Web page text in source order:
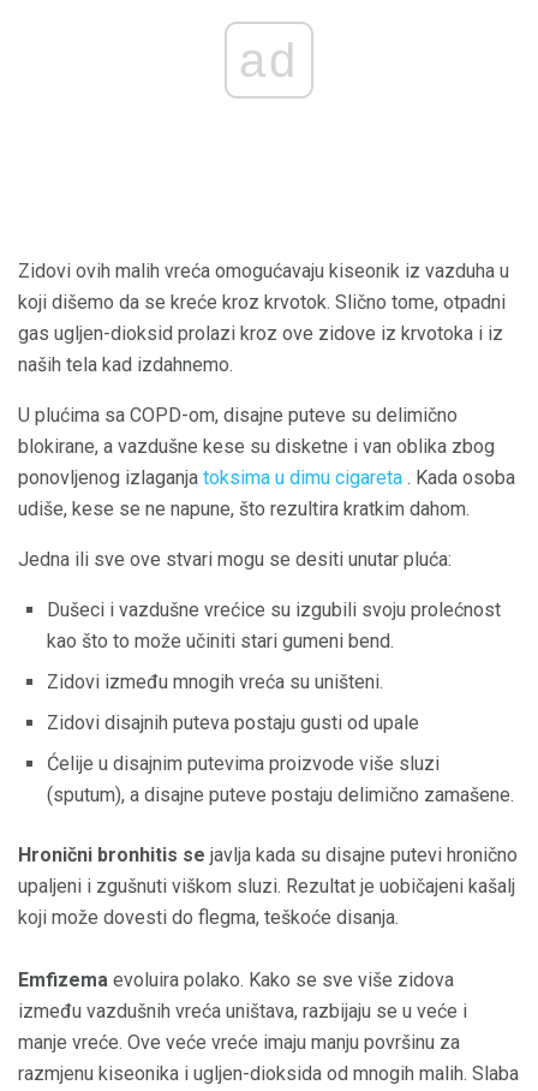
ad
Zidovi ovih malih vreća omogućavaju kiseonik iz vazduha u
koji dišemo da se kreće kroz krvotok. Slično tome, otpadni
gas ugljen-dioksid prolazi kroz ove zidove iz krvotoka i iz
naših tela kad izdahnemo.
U plućima sa COPD-om, disajne puteve su delimično
blokirane, a vazdušne kese su disketne i van oblika zbog
ponovljenog izlaganja toksima u dimu cigareta . Kada osoba
udiše, kese se ne napune, što rezultira kratkim dahom.
Jedna ili sve ove stvari mogu se desiti unutar pluća:
Dušeci i vazdušne vrećice su izgubili svoju prolećnost
kao što to može učiniti stari gumeni bend.
Zidovi između mnogih vreća su uništeni.
Zidovi disajnih puteva postaju gusti od upale
Ćelije u disajnim putevima proizvode više sluzi
(sputum), a disajne puteve postaju delimično zamašene.
Hronični bronhitis se javlja kada su disajne putevi hronično
upaljeni i zgušnuti viškom sluzi. Rezultat je uobičajeni kašalj
koji može dovesti do flegma, teškoće disanja.
Emfizema evoluira polako. Kako se sve više zidova
između vazdušnih vreća uništava, razbijaju se u veće i
manje vreće. Ove veće vreće imaju manju površinu za
razmjenu kiseonika i ugljen-dioksida od mnogih malih. Slaba